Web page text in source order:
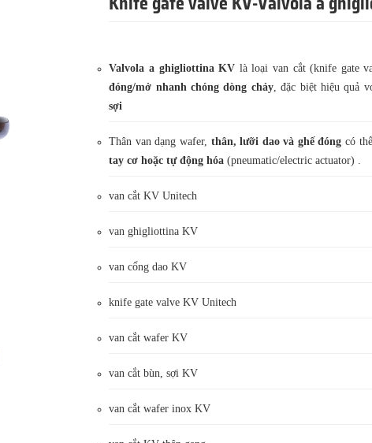
Valvola a ghigliottina KV là loại van cắt (knife gate
đóng/mở nhanh chóng dòng chảy, đặc biệt hiệu quả
sợi
Thân van dạng wafer, thân, lưỡi dao và ghế đóng có
tay cơ hoặc tự động hóa (pneumatic/electric actuator) .
van cắt KV Unitech
van ghigliottina KV
van cổng dao KV
knife gate valve KV Unitech
van cắt wafer KV
van cắt bùn, sợi KV
van cắt wafer inox KV